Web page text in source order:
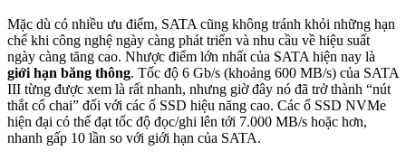
Mặc dù có nhiều ưu điểm, SATA cũng không tránh khỏi những hạn
chế khi công nghệ ngày càng phát triển và nhu cầu về hiệu suất
ngày càng tăng cao. Nhược điểm lớn nhất của SATA hiện nay là
giới hạn băng thông. Tốc độ 6 Gb/s (khoảng 600 MB/s) của SATA
III từng được xem là rất nhanh, nhưng giờ đây nó đã trở thành “nút
thắt cổ chai” đối với các ổ SSD hiệu năng cao. Các ổ SSD NVMe
hiện đại có thể đạt tốc độ đọc/ghi lên tới 7.000 MB/s hoặc hơn,
nhanh gấp 10 lần so với giới hạn của SATA.